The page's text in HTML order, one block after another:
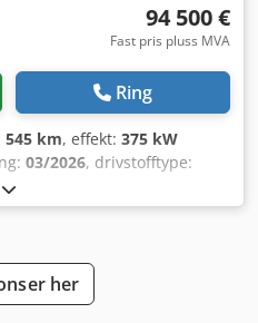
94 500 €
Fast pris pluss MVA
Ring
545 km, effekt: 375 kW
03/2026, drivstofftype:
akselkonfigurasjon:
Euro 6, Utstyr:ABS,
her